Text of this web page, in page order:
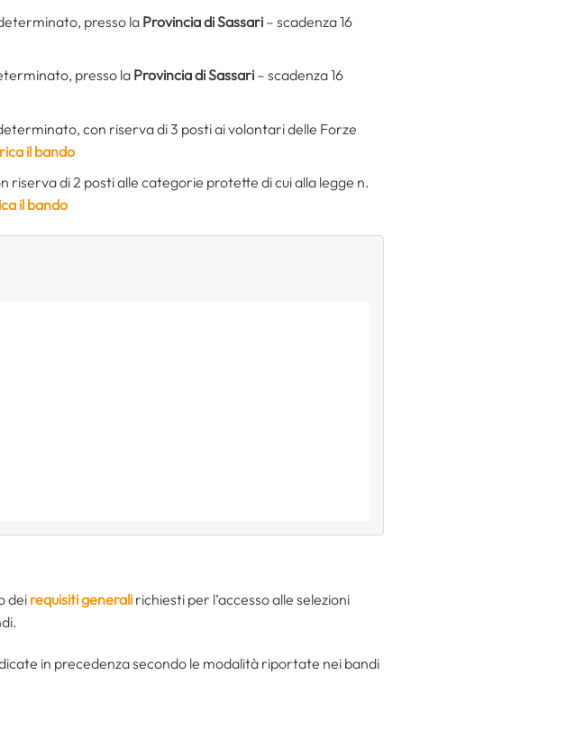
presso la Provincia di Sassari– scadenza 16
presso la Provincia di Sassari– scadenza 16
con riserva di 3 posti ai volontari delle Forze
il bando
di 2 posti alle categorie protette di cui alla legge n.
il bando
dei requisiti generali richiesti per l’accesso alle selezioni
in precedenza secondo le modalità riportate nei bandi